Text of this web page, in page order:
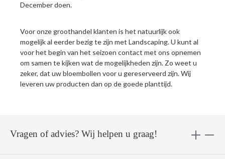
December doen.
Voor onze groothandel klanten is het natuurlijk ook
mogelijk al eerder bezig te zijn met Landscaping. U kunt al
voor het begin van het seizoen contact met ons opnemen
om samen te kijken wat de mogelijkheden zijn. Zo weet u
zeker, dat uw bloembollen voor u gereserveerd zijn. Wij
leveren uw producten dan op de goede planttijd.
Vragen of advies? Wij helpen u graag!